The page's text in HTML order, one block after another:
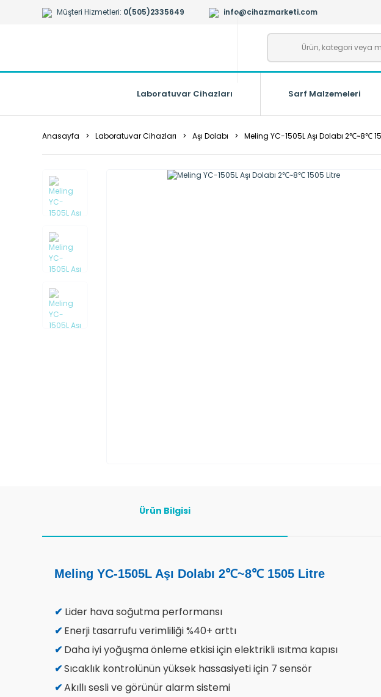
Müşteri Hizmetleri: 0(505)2335649 info@cihazmarketi.com
Laboratuvar Cihazları Sarf Malzemeleri
Anasayfa Laboratuvar Cihazları Aşı Dolabı Meling YC-1505L Aşı Dolabı 2℃~8℃
Ürün Bilgisi
Meling YC-1505L Aşı Dolabı 2℃~8℃ 1505 Litre
✔ Lider hava soğutma performansı
✔ Enerji tasarrufu verimliliği %40+ arttı
✔ Daha iyi yoğuşma önleme etkisi için elektrikli ısıtma kapısı
✔Sıcaklık kontrolünün yüksek hassasiyeti için 7 sensör
✔Akıllı sesli ve görünür alarm sistemi